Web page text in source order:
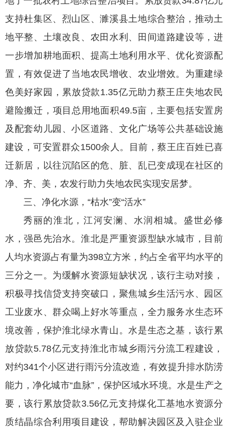
支持杜集区、烈山区、濉溪县土地综合整治，推动土
地平整、土壤改良、农田水利、田间道路建设等，进
一步增加耕地面积、提高土地利用水平、优化资源配
置，有效促进了当地农民增收、农业增效。为重建绿
色美好家园，累放贷款1.35亿元助力蔡王庄失地农民
避险搬迁，项目总用地面积49.5亩，主要包括安置房
及配套幼儿园、小区道路、文化广场等公共基础设施
建设，可安置群众1500余人。目前，蔡王庄百姓已喜
迁新居，以往沉陷区的危、脏、乱已变成现在社区的
净、齐、美，农发行助力失地农民实现安居梦。
三、净化水源，“枯水”变“活水”
秀丽的淮北，江河安澜、水润相城。盛世必修
水，强邑先治水。淮北是严重资源型缺水城市，目前
人均水资源占有量为398立方米，约占全省平均水平的
三分之一。为缓解水资源短缺状况，该行主动对接，
积极寻找信贷支持突破口，聚焦城乡生活污水、园区
工业废水、群众喝上好水等重点，全力服务水生态环
境改善，保护淮北绿水青山。水是生态之基，该行累
放贷款5.78亿元支持淮北市城乡雨污分流工程建设，
对约341个小区进行雨污分流改造，有效提升排水防涝
能力，净化城市“血脉”，保护区域水环境。水是生产之
要，该行累放贷款3.56亿元支持煤化工基地水资源分
质结晶综合利用项目建设，帮助解决园区及入驻企业